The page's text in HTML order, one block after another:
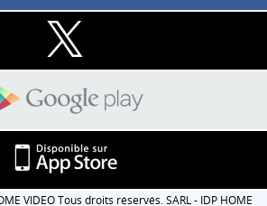
VIDEO Tous droits réservés. SARL - IDP HOME